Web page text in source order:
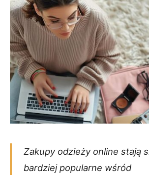
Zakupy odzieży online stają
bardziej popularne wśród